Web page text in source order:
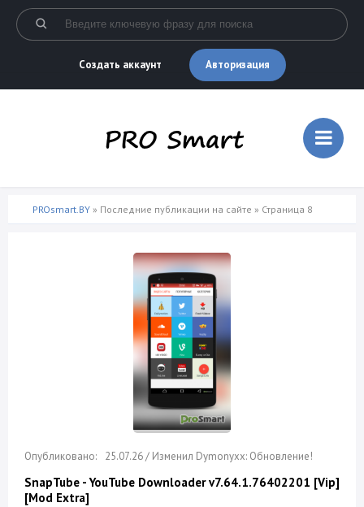
Создать аккаунт Авторизация
PROsmart.BY » Последние публикации на сайте » Страница 8
25.07.26 / Изменил Dymonyxx: Обновление!
SnapTube - YouTube Downloader v7.64.1.76402201 [Vip]
[Mod Extra]